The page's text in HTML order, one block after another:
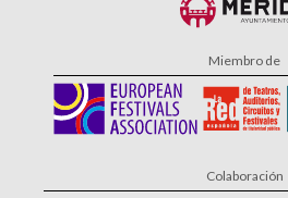
Miembro de
Colaboración